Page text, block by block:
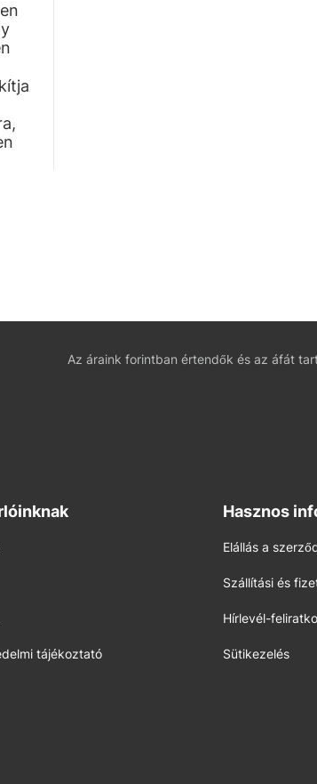
Az áraink forintban értendők és az áfát
tájékoztató
Hasznos
Elállás a
Szállítási és
Hírlevél-
Sütikezelés